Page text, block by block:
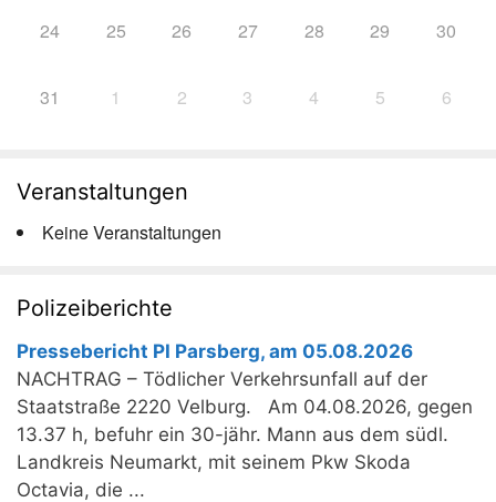
24 25 26 27 28 29 30
31 1 2 3 4 5 6
Veranstaltungen
Keine Veranstaltungen
Polizeiberichte
Pressebericht PI Parsberg, am 05.08.2026
NACHTRAG – Tödlicher Verkehrsunfall auf der
Staatstraße 2220 Velburg. Am 04.08.2026, gegen
13.37 h, befuhr ein 30-jähr. Mann aus dem südl.
Landkreis Neumarkt, mit seinem Pkw Skoda
Octavia, die ...